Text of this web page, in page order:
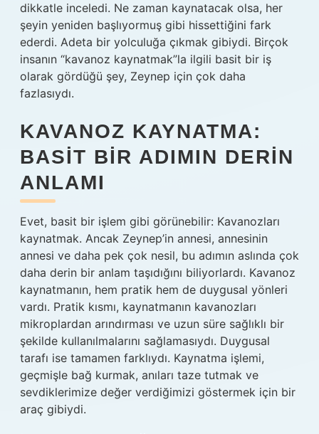
dikkatle inceledi. Ne zaman kaynatacak olsa, her
şeyin yeniden başlıyormuş gibi hissettiğini fark
ederdi. Adeta bir yolculuğa çıkmak gibiydi. Birçok
insanın “kavanoz kaynatmak”la ilgili basit bir iş
olarak gördüğü şey, Zeynep için çok daha
fazlasıydı.
KAVANOZ KAYNATMA:
BASIT BIR ADIMIN DERIN
ANLAMI
Evet, basit bir işlem gibi görünebilir: Kavanozları
kaynatmak. Ancak Zeynep’in annesi, annesinin
annesi ve daha pek çok nesil, bu adımın aslında çok
daha derin bir anlam taşıdığını biliyorlardı. Kavanoz
kaynatmanın, hem pratik hem de duygusal yönleri
vardı. Pratik kısmı, kaynatmanın kavanozları
mikroplardan arındırması ve uzun süre sağlıklı bir
şekilde kullanılmalarını sağlamasıydı. Duygusal
tarafı ise tamamen farklıydı. Kaynatma işlemi,
geçmişle bağ kurmak, anıları taze tutmak ve
sevdiklerimize değer verdiğimizi göstermek için bir
araç gibiydi.